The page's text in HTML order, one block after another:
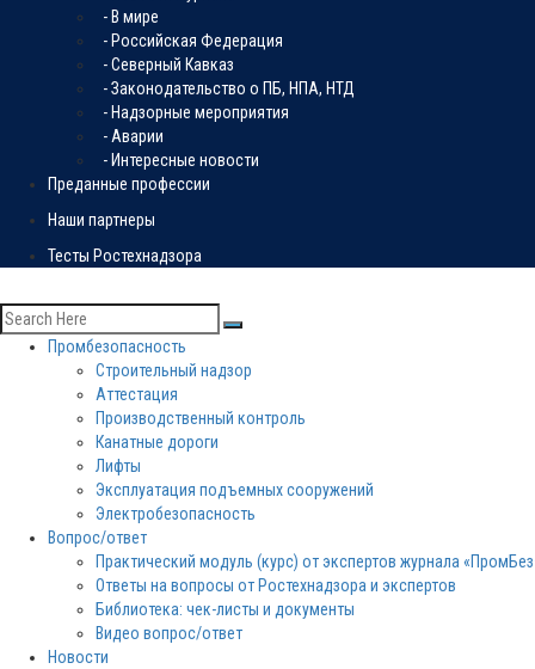
- В мире
- Российская Федерация
- Северный Кавказ
- Законодательство о ПБ, НПА, НТД
- Надзорные мероприятия
- Аварии
- Интересные новости
Преданные профессии
Наши партнеры
Тесты Ростехнадзора
Промбезопасность
Строительный надзор
Аттестация
Производственный контроль
Канатные дороги
Лифты
Эксплуатация подъемных сооружений
Электробезопасность
Вопрос/ответ
Практический модуль (курс) от экспертов журнала
Ответы на вопросы от Ростехнадзора и экспертов
Библиотека: чек-листы и документы
Видео вопрос/ответ
Новости